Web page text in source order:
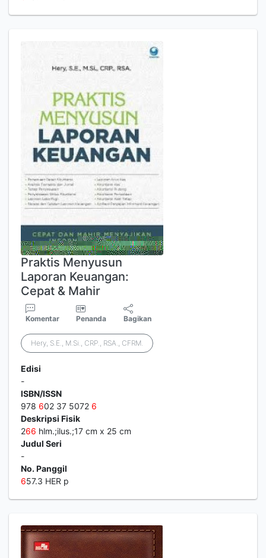
Praktis Menyusun
Laporan Keuangan:
Cepat & Mahir
Komentar Penanda Bagikan
Hery, S.E., M.Si., CRP., RSA., CFRM.
Edisi
-
ISBN/ISSN
978 602 37 5072 6
Deskripsi Fisik
266 hlm.;ilus.;17 cm x 25 cm
Judul Seri
-
No. Panggil
657.3 HER p